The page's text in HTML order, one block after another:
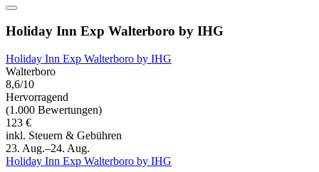
Holiday Inn Exp Walterboro by IHG
Holiday Inn Exp Walterboro by IHG
Walterboro
8,6/10
Hervorragend
(1.000 Bewertungen)
123 €
inkl. Steuern & Gebühren
23. Aug.–24. Aug.
Holiday Inn Exp Walterboro by IHG